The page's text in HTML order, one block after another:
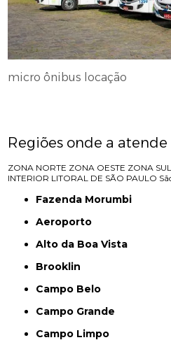
micro ônibus locação
Regiões onde a atende
ZONA NORTE ZONA OESTE ZONA SUL
INTERIOR LITORAL DE SÃO PAULO
Fazenda Morumbi
Aeroporto
Alto da Boa Vista
Brooklin
Campo Belo
Campo Grande
Campo Limpo